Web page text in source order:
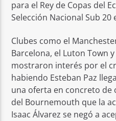
para el Rey de Copas del
Selección Nacional Sub
Clubes como el
Barcelona, el Luton Town
mostraron interés por el
habiendo Esteban Paz
una oferta en concreto de
del Bournemouth que la
Isaac Álvarez se negó a